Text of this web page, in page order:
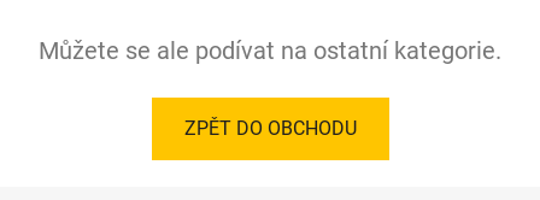
Můžete se ale podívat na ostatní kategorie.
ZPĚT DO OBCHODU